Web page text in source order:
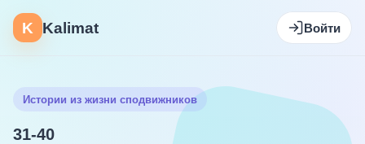
K Kalimat Войти
Истории из жизни сподвижников
31-40